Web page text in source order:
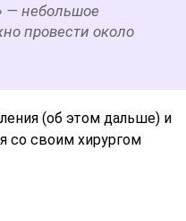
— небольшое
провести около
(об этом дальше) и
со своим хирургом